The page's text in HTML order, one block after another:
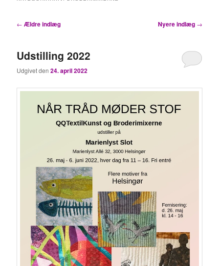
Indlægsnavigation
← Ældre indlæg Nyere indlæg →
Udstilling 2022
Udgivet den24. april 2022